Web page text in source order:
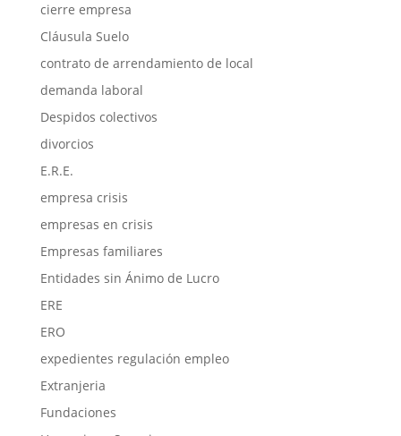
cierre empresa
Cláusula Suelo
contrato de arrendamiento de local
demanda laboral
Despidos colectivos
divorcios
E.R.E.
empresa crisis
empresas en crisis
Empresas familiares
Entidades sin Ánimo de Lucro
ERE
ERO
expedientes regulación empleo
Extranjeria
Fundaciones